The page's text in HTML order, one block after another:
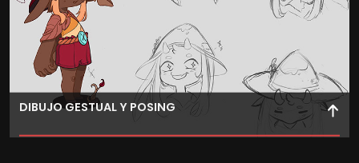
DIBUJO GESTUAL Y POSING